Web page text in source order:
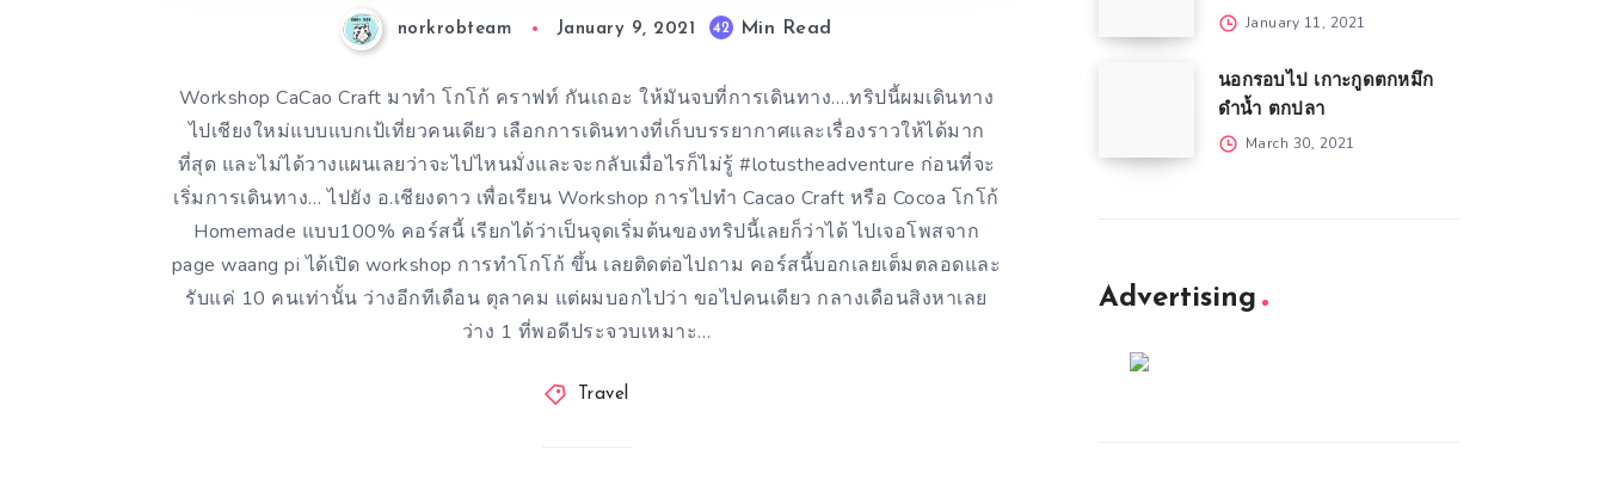
norkrobteam January 9, 2021 42 Min Read
Workshop CaCao Craft มาทำ โกโก้ คราฟท์ กันเถอะ ให้มันจบที่การเดินทาง….ทริปนี้ผมเดินทาง
ไปเชียงใหม่แบบแบกเป้เที่ยวคนเดียว เลือกการเดินทางที่เก็บบรรยากาศและเรื่องราวให้ได้มาก
ที่สุด และไม่ได้วางแผนเลยว่าจะไปไหนมั่งและจะกลับเมื่อไรก็ไม่รู้ #lotustheadventure ก่อนที่จะ
เริ่มการเดินทาง… ไปยัง อ.เชียงดาว เพื่อเรียน Workshop การไปทำ Cacao Craft หรือ Cocoa โกโก้
Homemade แบบ100% คอร์สนี้ เรียกได้ว่าเป็นจุดเริ่มต้นของทริปนี้เลยก็ว่าได้ ไปเจอโพสจาก
page waang pi ได้เปิด workshop การทำโกโก้ ขึ้น เลยติดต่อไปถาม คอร์สนี้บอกเลยเต็มตลอดและ
รับแค่ 10 คนเท่านั้น ว่างอีกทีเดือน ตุลาคม แต่ผมบอกไปว่า ขอไปคนเดียว กลางเดือนสิงหาเลย
ว่าง 1 ที่พอดีประจวบเหมาะ…
Travel
January 11, 2021
นอกรอบไป เกาะกูดตกหมึก
ดำน้ำ ตกปลา
March 30, 2021
Advertising